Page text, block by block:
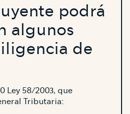
podrá
algunos
de
Ley 58/2003, que
Tributaria: